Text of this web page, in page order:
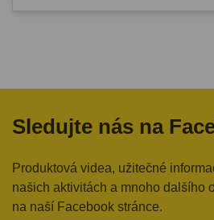
Sledujte nás na
Produktová videa, užitečné
našich aktivitách a mnoho dalšího
na naší Facebook stránce.